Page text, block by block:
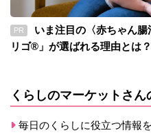
PR
いま注目の〈赤ちゃん
リゴ®」が選ばれる理由とは？
くらしのマーケットさ
毎日のくらしに役立つ情報